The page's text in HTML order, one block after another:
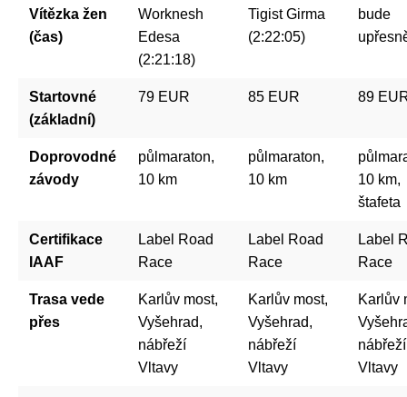
Vítězka žen
(čas)
Worknesh
Edesa
(2:21:18)
Tigist Girma
(2:22:05)
bude
Startovné
(základní)
79 EUR 85 EUR 89
Doprovodné
závody
půlmaraton,
10 km
půlmaraton,
10 km
10 km,
štafeta
Certifikace
IAAF
Label Road
Race
Label Road
Race
Label
Race
Trasa vede
přes
Karlův most,
Vyšehrad,
nábřeží
Vltavy
Karlův most,
Vyšehrad,
nábřeží
Vltavy
Karlův
nábřeží
Vltavy